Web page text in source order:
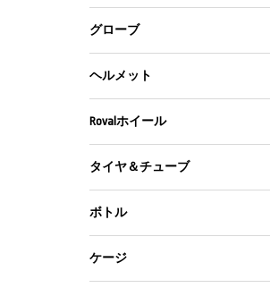
グローブ
ヘルメット
Rovalホイール
タイヤ＆チューブ
ボトル
ケージ